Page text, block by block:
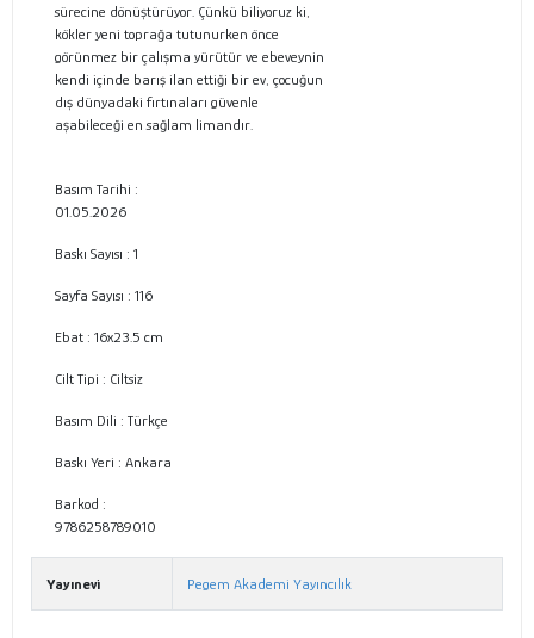
sürecine dönüştürüyor. Çünkü biliyoruz ki,
kökler yeni toprağa tutunurken önce
görünmez bir çalışma yürütür ve ebeveynin
kendi içinde barış ilan ettiği bir ev, çocuğun
dış dünyadaki fırtınaları güvenle
aşabileceği en sağlam limandır.
Basım Tarihi :
01.05.2026
Baskı Sayısı : 1
Sayfa Sayısı : 116
Ebat : 16x23.5 cm
Cilt Tipi : Ciltsiz
Basım Dili : Türkçe
Baskı Yeri : Ankara
Barkod :
9786258789010
Yayınevi Pegem Akademi Yayıncılık